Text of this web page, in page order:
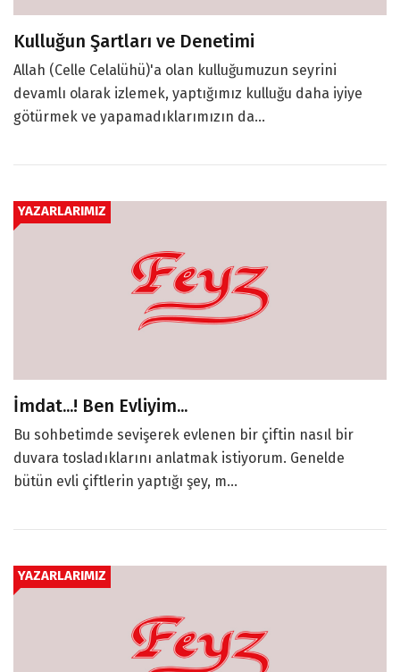
Kulluğun Şartları ve Denetimi
Allah (Celle Celalühü)'a olan kulluğumuzun seyrini
devamlı olarak izlemek, yaptığımız kulluğu daha iyiye
götürmek ve yapamadıklarımızın da...
YAZARLARIMIZ
İmdat...! Ben Evliyim...
Bu sohbetimde sevişerek evlenen bir çiftin nasıl bir
duvara tosladıklarını anlatmak istiyorum. Genelde
bütün evli çiftlerin yaptığı şey, m...
YAZARLARIMIZ